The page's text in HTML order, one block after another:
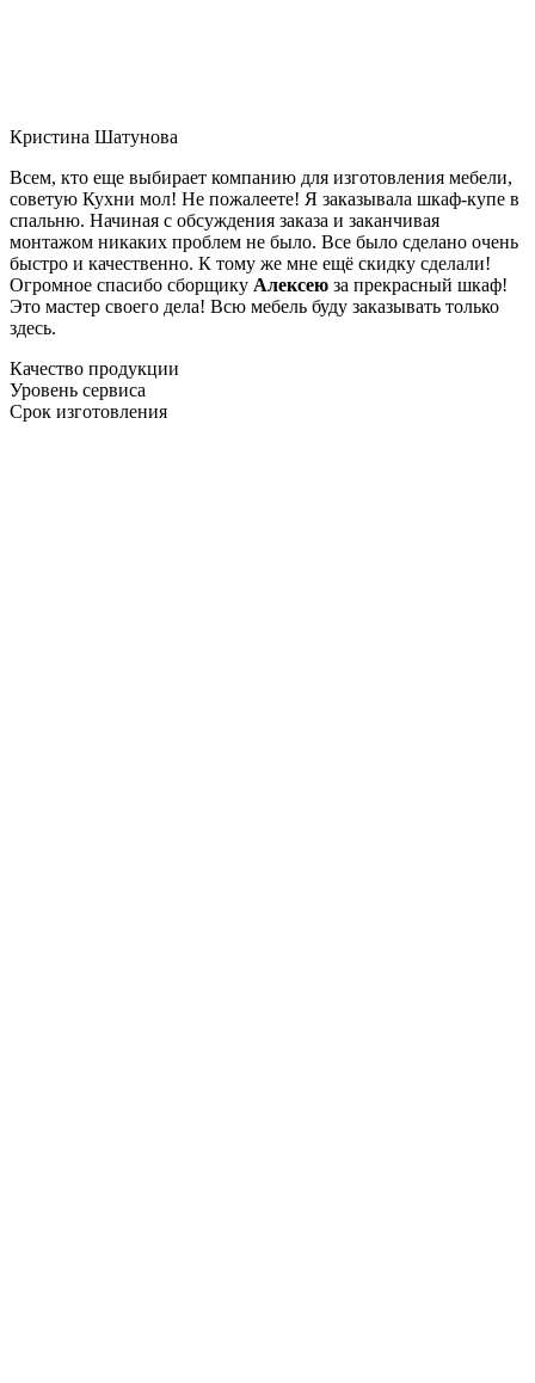
Кристина Шатунова
Всем, кто еще выбирает компанию для изготовления мебели,
советую Кухни мол! Не пожалеете! Я заказывала шкаф-купе в
спальню. Начиная с обсуждения заказа и заканчивая
монтажом никаких проблем не было. Все было сделано очень
быстро и качественно. К тому же мне ещё скидку сделали!
Огромное спасибо сборщику Алексею за прекрасный шкаф!
Это мастер своего дела! Всю мебель буду заказывать только
здесь.
Качество продукции
Уровень сервиса
Срок изготовления